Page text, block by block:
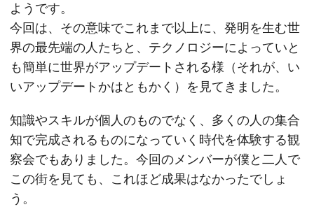
ようです。
今回は、その意味でこれまで以上に、発明を生む世
界の最先端の人たちと、テクノロジーによっていと
も簡単に世界がアップデートされる様（それが、い
いアップデートかはともかく）を見てきました。
知識やスキルが個人のものでなく、多くの人の集合
知で完成されるものになっていく時代を体験する観
察会でもありました。今回のメンバーが僕と二人で
この街を見ても、これほど成果はなかったでしょ
う。